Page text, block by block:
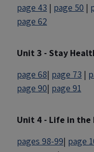
page 43 | page 50 |
page 62
Unit 3 - Stay
page 68| page 73 |
page 90| page 91
Unit 4 - Life in the
pages 98-99| page